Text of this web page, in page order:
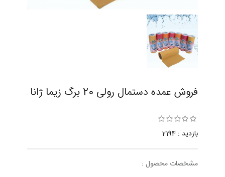
فروش عمده دستمال رولی 20 برگ زیما ژانا
بازدید : 2194
مشخصات محصول :